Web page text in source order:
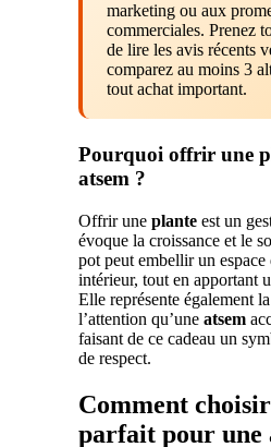
marketing ou aux
commerciales. Prenez
de lire les avis récents
comparez au moins 3
tout achat important.
Pourquoi offrir une
atsem ?
Offrir une plante est un
évoque la croissance et le
pot peut embellir un
intérieur, tout en apportant
Elle représente également
l’attention qu’une atsem
faisant de ce cadeau un
de respect.
Comment
parfait pour une